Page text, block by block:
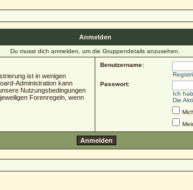
Anmelden
Du musst dich anmelden, um die Gruppendetails anzusehen.
ist in wenigen
Administration kann
Nutzungsbedingungen
Forenregeln, wenn
Benutzername:
Passwort:
Ich
Die